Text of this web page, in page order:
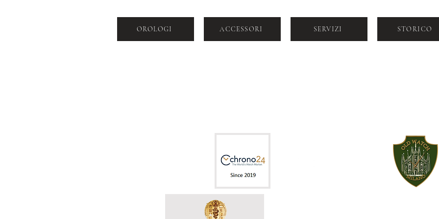
OROLOGI ACCESSORI SERVIZI STORICO